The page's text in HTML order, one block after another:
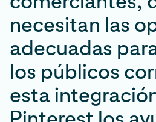
necesitan las
adecuadas
los públicos
esta